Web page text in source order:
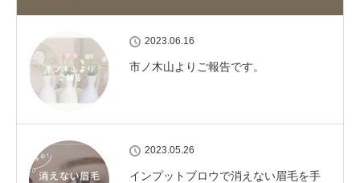
2023.06.16
市ノ木山よりご報告です。
2023.05.26
インプットブロウで消えない眉毛を手